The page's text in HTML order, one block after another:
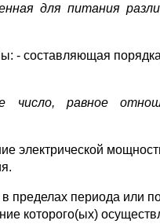
для питания
- составляющая
число, равное
электрической
пределах периода или
которого(ых)